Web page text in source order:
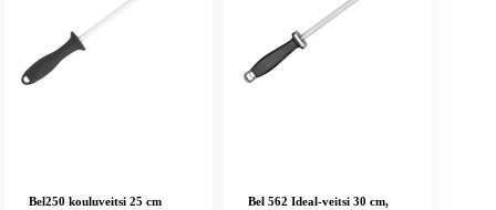
Bel250 kouluveitsi 25 cm
Bel 562 Ideal-veitsi 30 cm,